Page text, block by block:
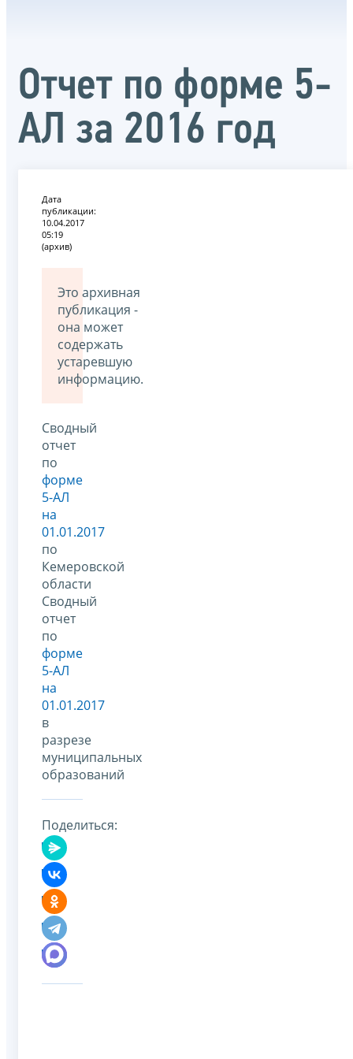
Отчет по форме 5-
АЛ за 2016 год
Дата
публикации:
10.04.2017
05:19
(архив)
Это архивная
публикация -
она может
содержать
устаревшую
информацию.
Сводный
отчет
по
форме
5-АЛ
на
01.01.2017
по
Кемеровской
области
Сводный
отчет
по
форме
5-АЛ
на
01.01.2017
в
разрезе
муниципальных
образований
Поделиться: